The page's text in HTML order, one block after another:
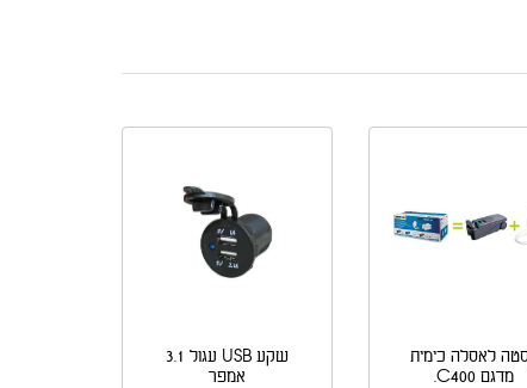
לאסלה כימית
מדגם C400.
שקע USB עגול 3.1
אמפר